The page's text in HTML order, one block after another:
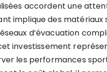
accordent une
implique des
d’évacuation
investissement
les performances